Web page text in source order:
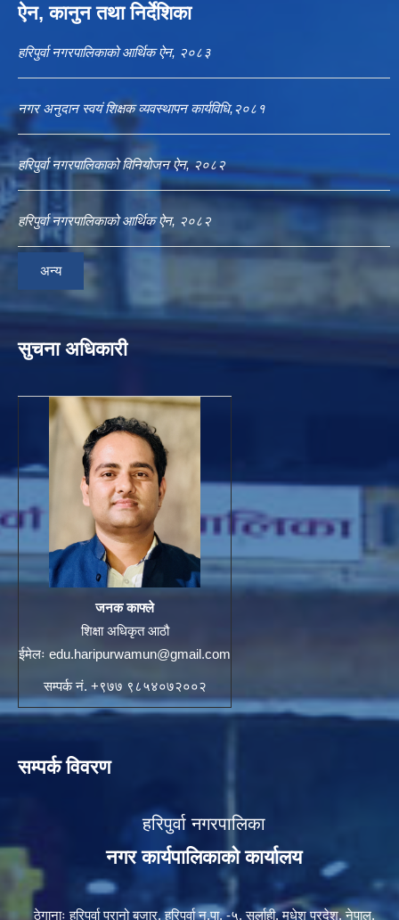
ऐन, कानुन तथा निर्देशिका
हरिपुर्वा नगरपालिकाको आर्थिक ऐन, २०८३
नगर अनुदान स्वयं शिक्षक व्यवस्थापन कार्यविधि,२०८१
हरिपुर्वा नगरपालिकाको विनियोजन ऐन, २०८२
हरिपुर्वा नगरपालिकाको आर्थिक ऐन, २०८२
अन्य
सुचना अधिकारी
जनक काफ्ले
शिक्षा अधिकृत आठौ
ईमेलः edu.haripurwamun@gmail.com
सम्पर्क नं. +९७७ ९८५४०७२००२
सम्पर्क विवरण
हरिपुर्वा नगरपालिका
नगर कार्यपालिकाको कार्यालय
ठेगानाः हरिपुर्वा पुरानो बजार, हरिपुर्वा न.पा. -५, सर्लाही, मधेश प्रदेश, नेपाल,